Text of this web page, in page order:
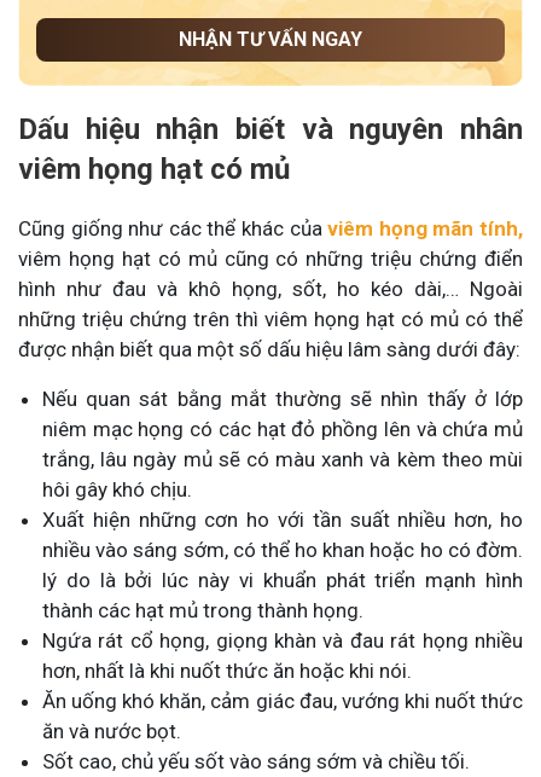
NHẬN TƯ VẤN NGAY
Dấu hiệu nhận biết và nguyên nhân
viêm họng hạt có mủ
Cũng giống như các thể khác của viêm họng mãn tính,
viêm họng hạt có mủ cũng có những triệu chứng điển
hình như đau và khô họng, sốt, ho kéo dài,… Ngoài
những triệu chứng trên thì viêm họng hạt có mủ có thể
được nhận biết qua một số dấu hiệu lâm sàng dưới đây:
Nếu quan sát bằng mắt thường sẽ nhìn thấy ở lớp
niêm mạc họng có các hạt đỏ phồng lên và chứa mủ
trắng, lâu ngày mủ sẽ có màu xanh và kèm theo mùi
hôi gây khó chịu.
Xuất hiện những cơn ho với tần suất nhiều hơn, ho
nhiều vào sáng sớm, có thể ho khan hoặc ho có đờm.
lý do là bởi lúc này vi khuẩn phát triển mạnh hình
thành các hạt mủ trong thành họng.
Ngứa rát cổ họng, giọng khàn và đau rát họng nhiều
hơn, nhất là khi nuốt thức ăn hoặc khi nói.
Ăn uống khó khăn, cảm giác đau, vướng khi nuốt thức
ăn và nước bọt.
Sốt cao, chủ yếu sốt vào sáng sớm và chiều tối.